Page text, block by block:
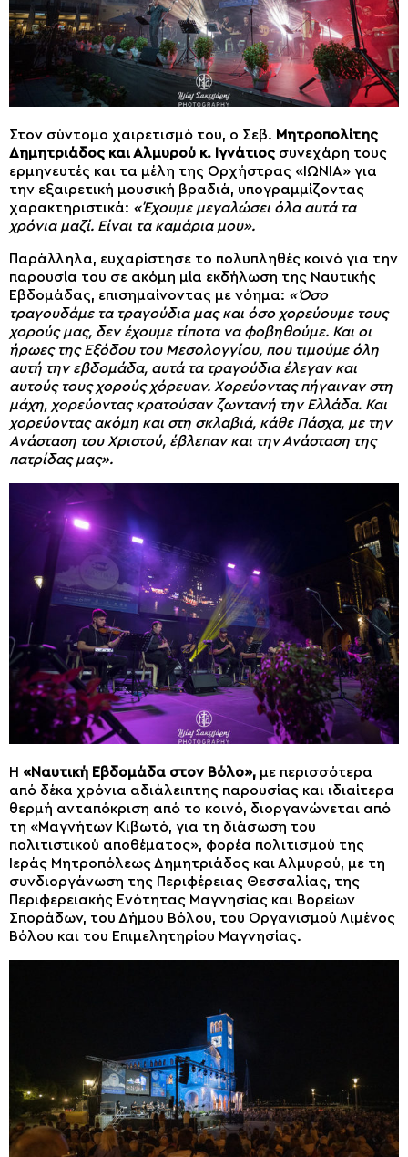
Στον σύντομο χαιρετισμό του, ο Σεβ. Μητροπολίτης
Δημητριάδος και Αλμυρού κ. Ιγνάτιος συνεχάρη τους
ερμηνευτές και τα μέλη της Ορχήστρας «ΙΩΝΙΑ» για
την εξαιρετική μουσική βραδιά, υπογραμμίζοντας
χαρακτηριστικά: «Έχουμε μεγαλώσει όλα αυτά τα
χρόνια μαζί. Είναι τα καμάρια μου».
Παράλληλα, ευχαρίστησε το πολυπληθές κοινό για την
παρουσία του σε ακόμη μία εκδήλωση της Ναυτικής
Εβδομάδας, επισημαίνοντας με νόημα: «Όσο
τραγουδάμε τα τραγούδια μας και όσο χορεύουμε τους
χορούς μας, δεν έχουμε τίποτα να φοβηθούμε. Και οι
ήρωες της Εξόδου του Μεσολογγίου, που τιμούμε όλη
αυτή την εβδομάδα, αυτά τα τραγούδια έλεγαν και
αυτούς τους χορούς χόρευαν. Χορεύοντας πήγαιναν στη
μάχη, χορεύοντας κρατούσαν ζωντανή την Ελλάδα. Και
χορεύοντας ακόμη και στη σκλαβιά, κάθε Πάσχα, με την
Ανάσταση του Χριστού, έβλεπαν και την Ανάσταση της
πατρίδας μας».
Η «Ναυτική Εβδομάδα στον Βόλο», με περισσότερα
από δέκα χρόνια αδιάλειπτης παρουσίας και ιδιαίτερα
θερμή ανταπόκριση από το κοινό, διοργανώνεται από
τη «Μαγνήτων Κιβωτό, για τη διάσωση του
πολιτιστικού αποθέματος», φορέα πολιτισμού της
Ιεράς Μητροπόλεως Δημητριάδος και Αλμυρού, με τη
συνδιοργάνωση της Περιφέρειας Θεσσαλίας, της
Περιφερειακής Ενότητας Μαγνησίας και Βορείων
Σποράδων, του Δήμου Βόλου, του Οργανισμού Λιμένος
Βόλου και του Επιμελητηρίου Μαγνησίας.